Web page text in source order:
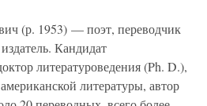
(р. 1953) — поэт, переводчик
Кандидат
литературоведения (Ph. D.),
литературы, автор